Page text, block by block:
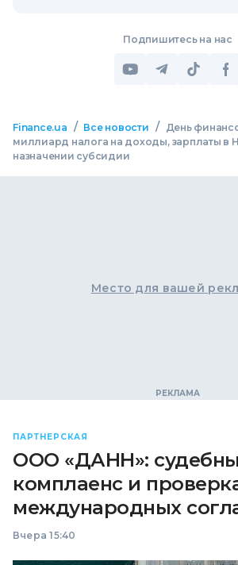
Подпишитесь на нас
Finance.ua / Все новости /
День
миллиард налога на доходы, зарплаты в
назначении субсидии
Место для вашей
ПАРТНЕРСКАЯ
ООО «ДАНН»:
комплаенс и
международных
Вчера 15:40